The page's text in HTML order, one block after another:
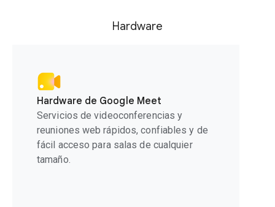
Hardware
Hardware de Google Meet
Servicios de videoconferencias y
reuniones web rápidos, confiables y de
fácil acceso para salas de cualquier
tamaño.